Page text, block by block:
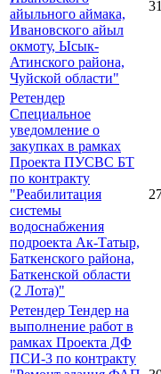
айыльного аймака,
Ивановского айыл
окмоту, Ысык-
Атинского района,
Чуйской области"
Ретендер
Специальное
уведомление о
закупках в рамках
Проекта ПУСВС БТ
по контракту
"Реабилитация
системы
водоснабжения
подроекта Ак-Татыр,
Баткенского района,
Баткенской области
(2 Лота)"
Ретендер Тендер на
выполнение работ в
рамках Проекта ДФ
ПСИ-3 по контракту